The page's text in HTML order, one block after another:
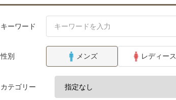
キーワード
性別 メンズ レディース
カテゴリー